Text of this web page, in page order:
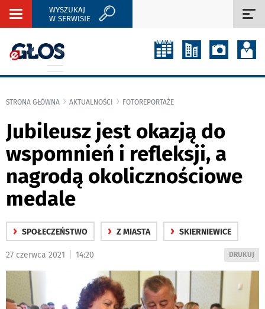
Rozwiń
WYSZUKAJ
W SERWISIE
STRONA GŁÓWNA AKTUALNOŚCI FOTOREPORTAŻE
Jubileusz jest okazją do
wspomnień i refleksji, a
nagrodą okolicznościowe
medale
› SPOŁECZEŃSTWO › Z MIASTA › SKIERNIEWICE
WYDRUKUJ
DRUKUJ
27 czerwca 2021 14:20